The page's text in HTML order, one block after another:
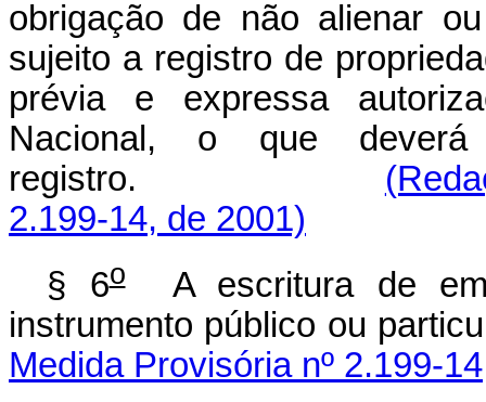
obrigação de não alienar
sujeito a registro de
prévia e expressa
Nacional, o que
registro.
2.199-14, de 2001)
§ 6oA escritura de
instrumento público ou
Medida Provisória nº 2.199-